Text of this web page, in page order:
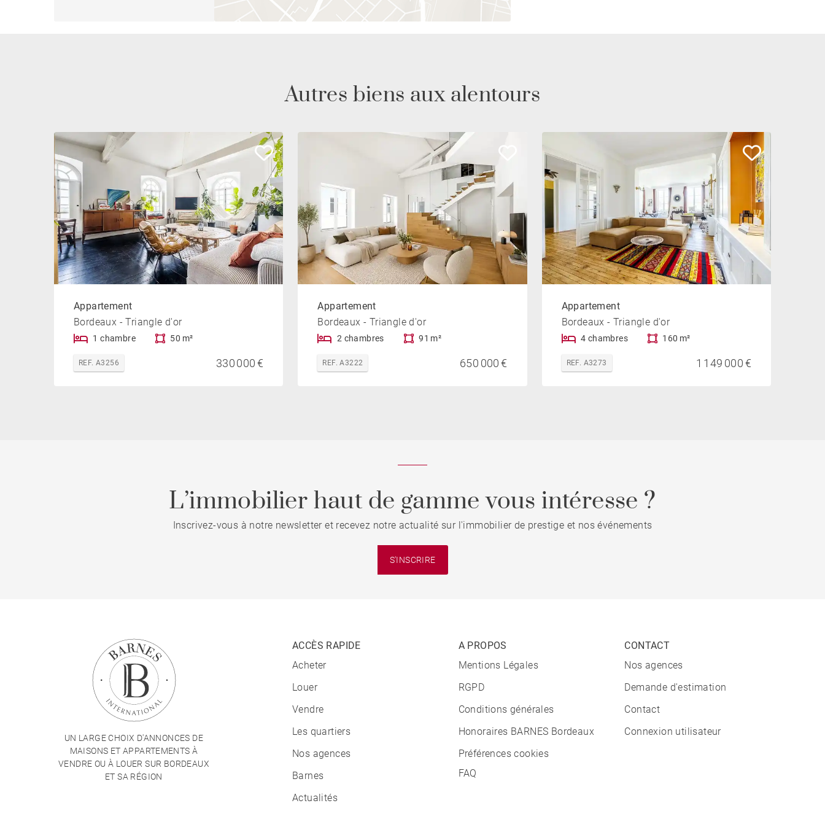
Autres biens aux alentours
Appartement
Bordeaux - Triangle d'or
1 chambre 50 m²
REF. A3256 330 000 €
Appartement
Bordeaux - Triangle d'or
2 chambres 91 m²
REF. A3222 650 000 €
Appartement
Bordeaux - Triangle d'or
4 chambres 160 m²
REF. A3273 1 149 000 €
L’immobilier haut de gamme vous intéresse ?
Inscrivez-vous à notre newsletter et recevez notre actualité sur l'immobilier de prestige et nos événements
S'INSCRIRE
UN LARGE CHOIX D'ANNONCES DE
MAISONS ET APPARTEMENTS À
VENDRE OU À LOUER SUR BORDEAUX
ET SA RÉGION
ACCÈS RAPIDE
Acheter
Louer
Vendre
Les quartiers
Nos agences
Barnes
Actualités
A PROPOS
Mentions Légales
RGPD
Conditions générales
Honoraires BARNES Bordeaux
Préférences cookies
FAQ
CONTACT
Nos agences
Demande d'estimation
Contact
Connexion utilisateur